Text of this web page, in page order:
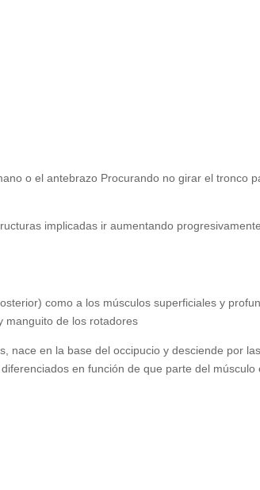
o el antebrazo Procurando no girar el tronco
implicadas ir aumentando
como a los músculos superficiales y
manguito de los rotadores
nace en la base del occipucio y desciende por
en función de que parte del músculo